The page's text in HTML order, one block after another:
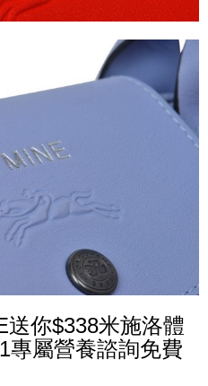
送你$338米施洛體
專屬營養諮詢免費